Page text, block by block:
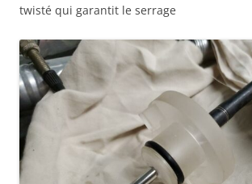
twisté qui garantit le serrage